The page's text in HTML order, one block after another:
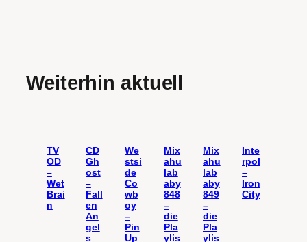
Weiterhin aktuell
TV
OD
–
Wet
Brai
n
CD
Gh
ost
–
Fall
en
An
gel
s
We
stsi
de
Co
wb
oy
–
Pin
Up
Mix
ahu
lab
aby
848
–
die
Pla
ylis
Mix
ahu
lab
aby
849
–
die
Pla
ylis
Inte
rpol
–
Iron
City